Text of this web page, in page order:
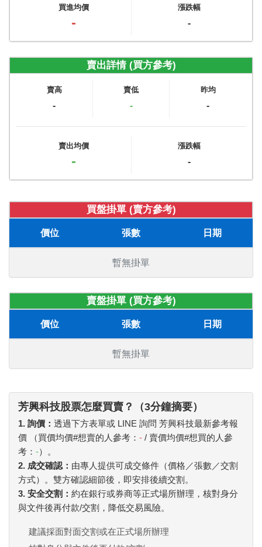
買進均價
-
漲跌幅
-
賣出詳情 (買方參考)
賣高
-
賣低
-
昨均
-
賣出均價
-
漲跌幅
-
買盤掛單 (賣方參考)
價位 張數 日期
暫無掛單
賣盤掛單 (買方參考)
價位 張數 日期
暫無掛單
芳興科技股票怎麼買賣？（3分鐘摘要）
1. 詢價： 透過下方表單或 LINE 詢問 芳興科技最新參考報
價 （買價均價#想賣的人參考： - / 賣價均價#想買的人參
考： -）。
2. 成交確認： 由專人提供可成交條件（價格／張數／交割
方式）。雙方確認細節後，即安排後續交割。
3. 安全交割： 約在銀行或券商等正式場所辦理，核對身分
與文件後再付款/交割，降低交易風險。
建議採面對面交割或在正式場所辦理